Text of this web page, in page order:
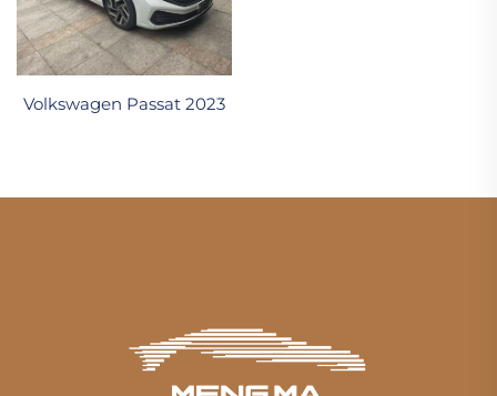
Volkswagen Passat 2023